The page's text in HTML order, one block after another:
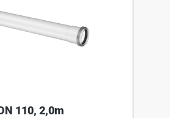
110, 2,0m